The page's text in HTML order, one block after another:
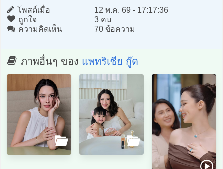
โพสต์เมื่อ
12 พ.ค. 69 - 17:17:36
ถูกใจ
3 คน
ความคิดเห็น
70 ข้อความ
ภาพอื่นๆ ของ แพทริเซีย กู๊ด